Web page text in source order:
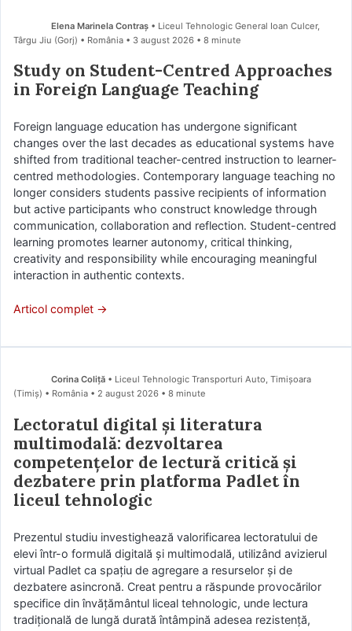
Elena Marinela Contraș • Liceul Tehnologic General Ioan Culcer,
Târgu Jiu (Gorj) • România
3 august 2026 • 8 minute
Study on Student-Centred Approaches
in Foreign Language Teaching
Foreign language education has undergone significant
changes over the last decades as educational systems have
shifted from traditional teacher-centred instruction to learner-
centred methodologies. Contemporary language teaching no
longer considers students passive recipients of information
but active participants who construct knowledge through
communication, collaboration and reflection. Student-centred
learning promotes learner autonomy, critical thinking,
creativity and responsibility while encouraging meaningful
interaction in authentic contexts.
Articol complet →
Corina Coliță • Liceul Tehnologic Transporturi Auto, Timișoara
(Timiş) • România
2 august 2026 • 8 minute
Lectoratul digital și literatura
multimodală: dezvoltarea
competențelor de lectură critică și
dezbatere prin platforma Padlet în
liceul tehnologic
Prezentul studiu investighează valorificarea lectoratului de
elevi într-o formulă digitală și multimodală, utilizând avizierul
virtual Padlet ca spațiu de agregare a resurselor și de
dezbatere asincronă. Creat pentru a răspunde provocărilor
specifice din învățământul liceal tehnologic, unde lectura
tradițională de lungă durată întâmpină adesea rezistență,